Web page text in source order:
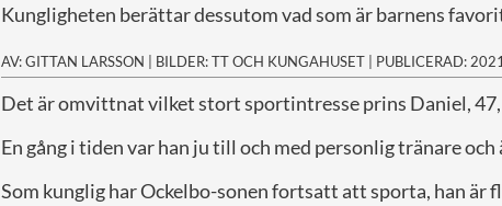
Kungligheten berättar dessutom vad som är barnens
AV: GITTAN LARSSON | BILDER: TT OCH KUNGAHUSET | PUBLICERAD:
Det är omvittnat vilket stort sportintresse prins Daniel, 47,
En gång i tiden var han ju till och med personlig tränare och
Som kunglig har Ockelbo-sonen fortsatt att sporta, han är